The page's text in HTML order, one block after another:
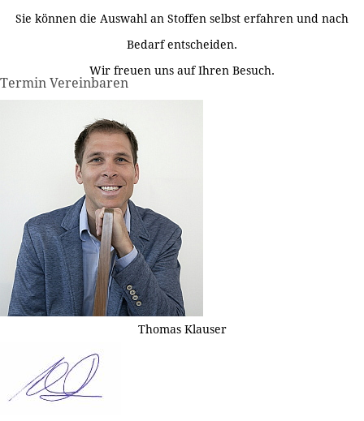
Sie können die Auswahl an Stoffen selbst erfahren und nach
Bedarf entscheiden.
Wir freuen uns auf Ihren Besuch.
Termin Vereinbaren
Thomas Klauser